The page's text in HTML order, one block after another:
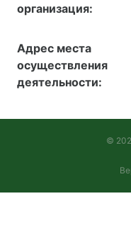
организация:
Адрес места
осуществления
деятельности:
©